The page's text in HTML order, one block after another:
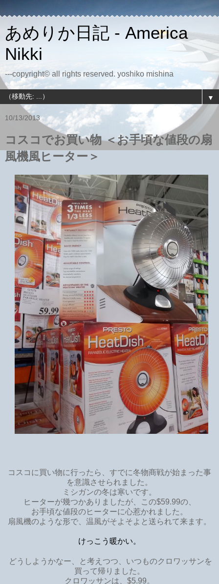
あめりか日記 - America
Nikki
---copyright© all rights reserved. yoshiko mishina
▼
10/13/2013
コスコでお買い物 ＜お手頃な値段の扇
風機風ヒーター＞
コスコに買い物に行ったら、すでに冬物商戦が始まった事
を意識させられました。
ミシガンの冬は寒いです。
ヒーターが幾つかありましたが、この$59.99の、
お手頃な値段のヒーターに心惹かれました。
扇風機のような形で、温風がそよそよと送られて来ます。
けっこう暖かい。
どうしようかなー、と考えつつ、いつものクロワッサンを
買って帰りました。
クロワッサンは、$5.99。